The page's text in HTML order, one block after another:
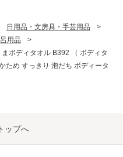
日用品・文房具・手芸用品
>
用品
>
ボディタオル B392 （ ボディタ
ため すっきり 泡だち ボディータ
ップへ